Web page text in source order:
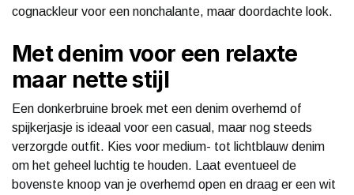
cognackleur voor een nonchalante, maar doordachte look.
Met denim voor een relaxte
maar nette stijl
Een donkerbruine broek met een denim overhemd of
spijkerjasje is ideaal voor een casual, maar nog steeds
verzorgde outfit. Kies voor medium- tot lichtblauw denim
om het geheel luchtig te houden. Laat eventueel de
bovenste knoop van je overhemd open en draag er een wit